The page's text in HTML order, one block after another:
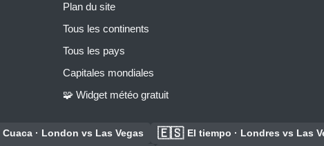
Plan du site
Tous les continents
Tous les pays
Capitales mondiales
🧩 Widget météo gratuit
Cuaca · London vs Las Vegas 🇪🇸 El tiempo · Londres vs Las